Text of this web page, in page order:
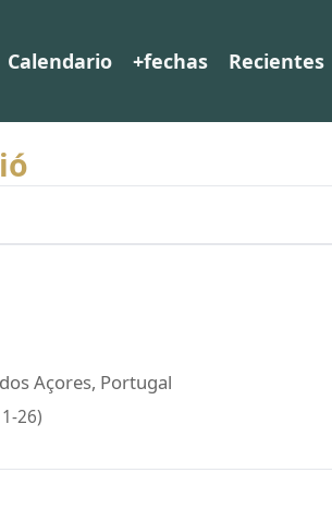
Calendario +fechas Recientes
Açores, Portugal
26)